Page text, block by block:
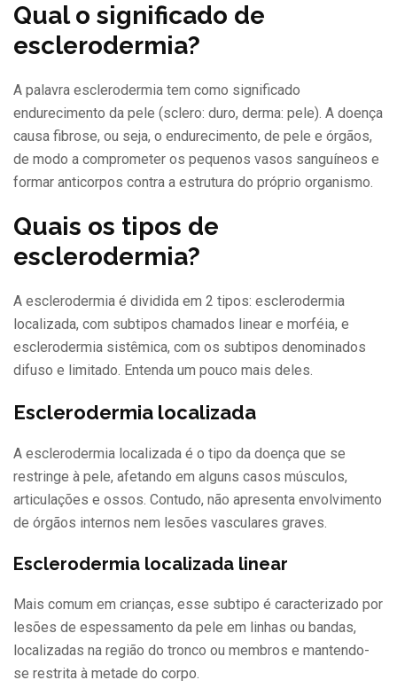
Qual o significado de
esclerodermia?
A palavra esclerodermia tem como significado
endurecimento da pele (sclero: duro, derma: pele). A doença
causa fibrose, ou seja, o endurecimento, de pele e órgãos,
de modo a comprometer os pequenos vasos sanguíneos e
formar anticorpos contra a estrutura do próprio organismo.
Quais os tipos de
esclerodermia?
A esclerodermia é dividida em 2 tipos: esclerodermia
localizada, com subtipos chamados linear e morféia, e
esclerodermia sistêmica, com os subtipos denominados
difuso e limitado. Entenda um pouco mais deles.
Esclerodermia localizada
A esclerodermia localizada é o tipo da doença que se
restringe à pele, afetando em alguns casos músculos,
articulações e ossos. Contudo, não apresenta envolvimento
de órgãos internos nem lesões vasculares graves.
Esclerodermia localizada linear
Mais comum em crianças, esse subtipo é caracterizado por
lesões de espessamento da pele em linhas ou bandas,
localizadas na região do tronco ou membros e mantendo-
se restrita à metade do corpo.